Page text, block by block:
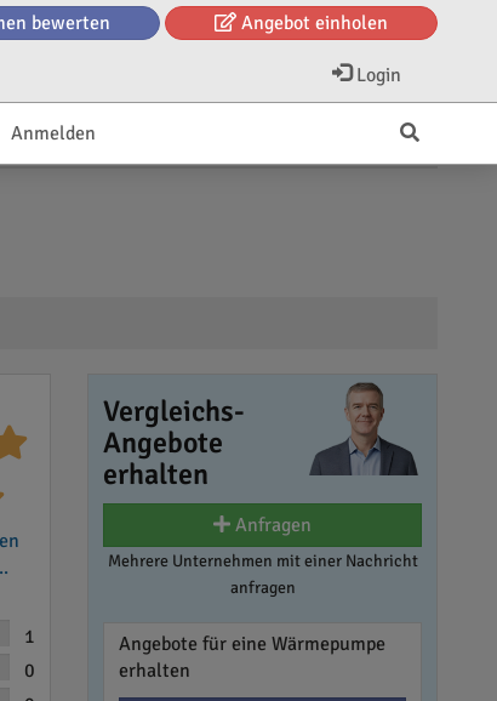
bewerten Angebot einholen
Login
Anmelden
1
0
Vergleichs-
Angebote
erhalten
Anfragen
Mehrere Unternehmen mit einer Nachricht
anfragen
Angebote für eine Wärmepumpe
erhalten